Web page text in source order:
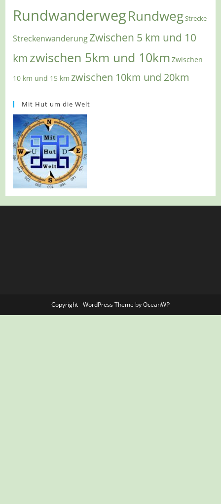
RundwanderwegRundwegStrecke
StreckenwanderungZwischen 5 km und 10
km zwischen 5km und 10km Zwischen
10 km und 15 km zwischen 10km und 20km
Mit Hut um die Welt
Copyright - WordPress Theme by OceanWP